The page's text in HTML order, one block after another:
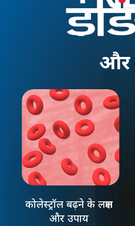
और
कोलेस्ट्रॉल बढ़ने के लक्षण
और उपाय